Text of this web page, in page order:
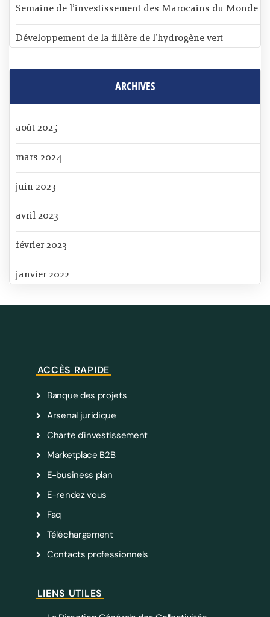
Semaine de l’investissement des Marocains du Monde
Développement de la filière de l’hydrogène vert
ARCHIVES
août 2025
mars 2024
juin 2023
avril 2023
février 2023
janvier 2022
ACCÈS RAPIDE
Banque des projets
Arsenal juridique
Charte d'investissement
Marketplace B2B
E-business plan
E-rendez vous
Faq
Téléchargement
Contacts professionnels
LIENS UTILES